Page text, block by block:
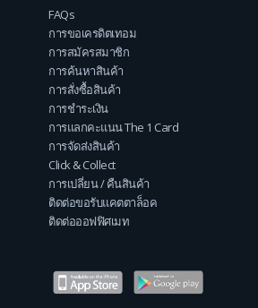
FAQs
การขอเครดิตเทอม
การสมัครสมาชิก
การค้นหาสินค้า
การสั่งซื้อสินค้า
การชำระเงิน
การแลกคะแนน The 1 Card
การจัดส่งสินค้า
Click & Collect
การเปลี่ยน / คืนสินค้า
ติดต่อขอรับแคตตาล็อค
ติดต่อออฟฟิศเมท